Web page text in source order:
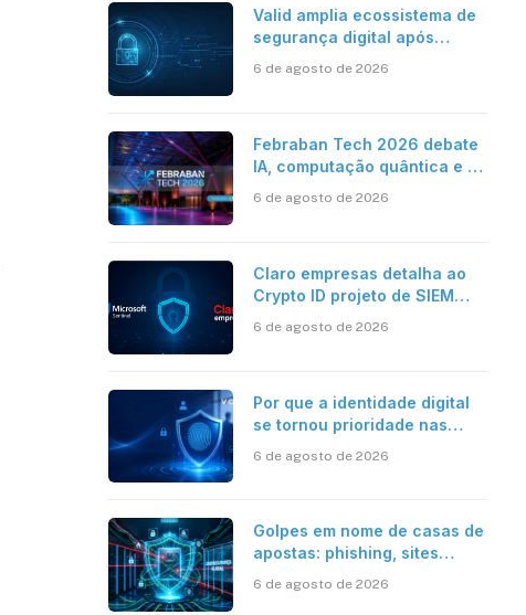
Valid amplia ecossistema de
segurança digital após
6 de agosto de 2026
Febraban Tech 2026 debate
IA, computação quântica e os
bancária
6 de agosto de 2026
Claro empresas detalha ao
Crypto ID projeto de SIEM
resposta automatizada
6 de agosto de 2026
Por que a identidade digital
se tornou prioridade nas
6 de agosto de 2026
Golpes em nome de casas de
apostas: phishing, sites
6 de agosto de 2026